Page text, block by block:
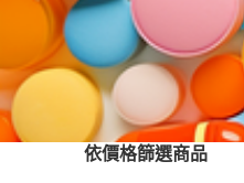
依價格篩選商品